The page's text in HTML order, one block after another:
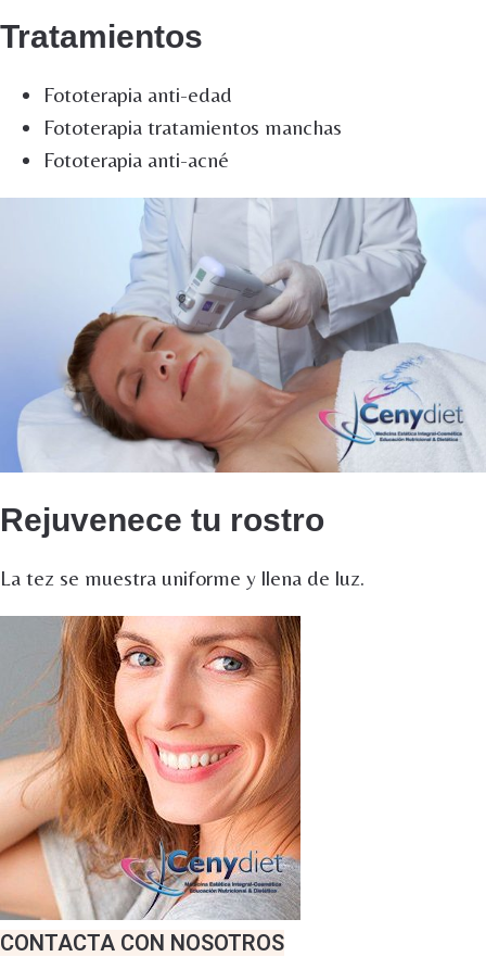
Tratamientos
Fototerapia anti-edad
Fototerapia tratamientos manchas
Fototerapia anti-acné
Rejuvenece tu rostro
La tez se muestra uniforme y llena de luz.
CONTACTA CON NOSOTROS